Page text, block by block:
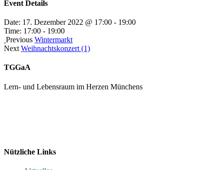
Event Details
Date: 17. Dezember 2022 @ 17:00 - 19:00
Time: 17:00 - 19:00
Previous Wintermarkt
Next Weihnachtskonzert (1)
TGGaA
Lern- und Lebensraum im Herzen Münchens
Nützliche Links